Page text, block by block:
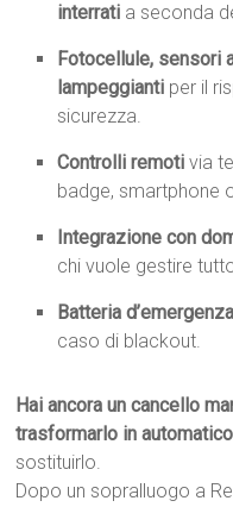
interrati a seconda
Fotocellule, sensori
lampeggianti per il
sicurezza.
Controlli remoti via
badge, smartphone
Integrazione con
chi vuole gestire
Batteria d’emergenza
caso di blackout.
Hai ancora un cancello
trasformarlo in
sostituirlo.
Dopo un sopralluogo a